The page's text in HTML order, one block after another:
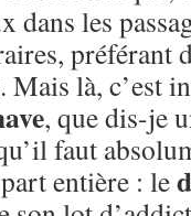
dans les
préférant
Mais là, c’est
, que dis-je
faut
entière : le